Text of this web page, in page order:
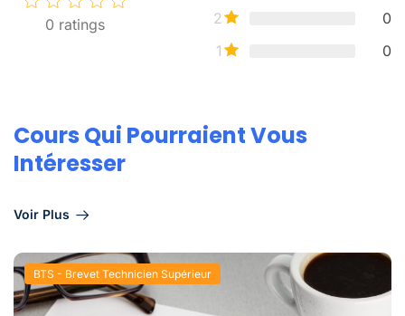
0 ratings
2
0
1
0
Cours Qui Pourraient Vous
Intéresser
Voir Plus
BTS - Brevet Technicien Supérieur